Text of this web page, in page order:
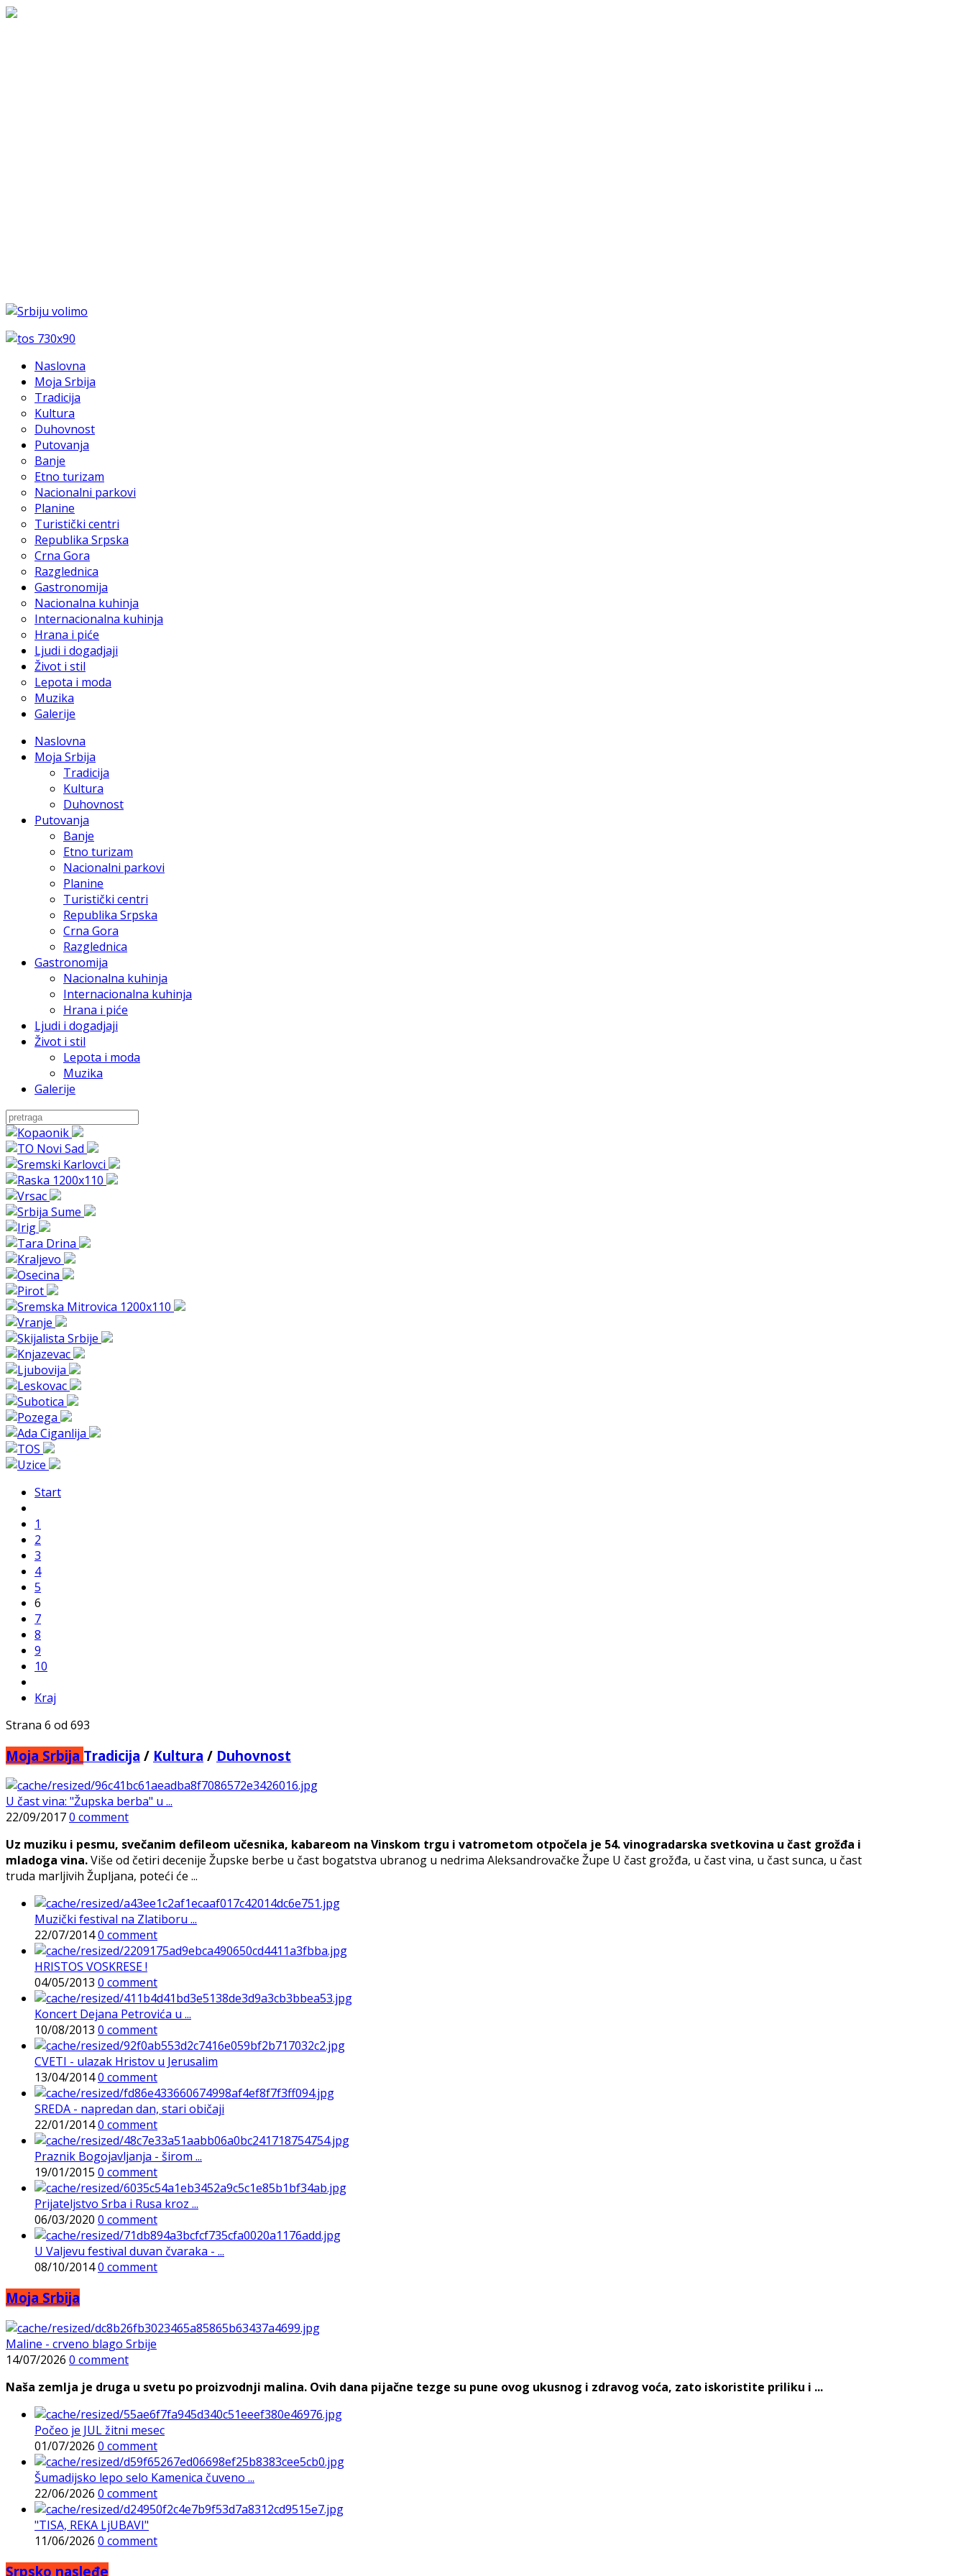
Naslovna
Moja Srbija
Tradicija
Kultura
Duhovnost
Putovanja
Banje
Etno turizam
Nacionalni parkovi
Planine
Turistički centri
Republika Srpska
Crna Gora
Razglednica
Gastronomija
Nacionalna kuhinja
Internacionalna kuhinja
Hrana i piće
Ljudi i dogadjaji
Život i stil
Lepota i moda
Muzika
Galerije
Naslovna
Moja Srbija
Tradicija
Kultura
Duhovnost
Putovanja
Banje
Etno turizam
Nacionalni parkovi
Planine
Turistički centri
Republika Srpska
Crna Gora
Razglednica
Gastronomija
Nacionalna kuhinja
Internacionalna kuhinja
Hrana i piće
Ljudi i dogadjaji
Život i stil
Lepota i moda
Muzika
Galerije
Start
1
2
3
4
5
6
7
8
9
10
Kraj
Strana 6 od 693
Moja Srbija Tradicija / Kultura / Duhovnost
U čast vina: "Župska berba" u ...
22/09/20170 comment
Uz muziku i pesmu, svečanim defileom učesnika, kabareom na Vinskom trgu i vatrometom otpočela je 54. vinogradarska svetkovina u čast grožđa i
mladoga vina.Više od četiri decenije Župske berbe u čast bogatstva ubranog u nedrima Aleksandrovačke Župe U čast grožđa, u čast vina, u čast sunca, u čast
truda marljivih Župljana, poteći će ...
Muzički festival na Zlatiboru ...
22/07/20140 comment
HRISTOS VOSKRESE !
04/05/2013 0 comment
Koncert Dejana Petrovića u ...
10/08/2013 0 comment
CVETI - ulazak Hristov u Jerusalim
13/04/20140 comment
SREDA - napredan dan, stari običaji
22/01/20140 comment
Praznik Bogojavljanja - širom ...
19/01/2015 0 comment
Prijateljstvo Srba i Rusa kroz ...
06/03/2020 0 comment
U Valjevu festival duvan čvaraka - ...
08/10/20140 comment
Moja Srbija
Maline - crveno blago Srbije
14/07/2026 0 comment
Naša zemlja je druga u svetu po proizvodnji malina. Ovih dana pijačne tezge su pune ovog ukusnog i zdravog voća, zato iskoristite priliku i ...
Počeo je JUL žitni mesec
01/07/2026 0 comment
Šumadijsko lepo selo Kamenica čuveno ...
22/06/2026 0 comment
"TISA, REKA LjUBAVI"
11/06/2026 0 comment
Srpsko nasleđe